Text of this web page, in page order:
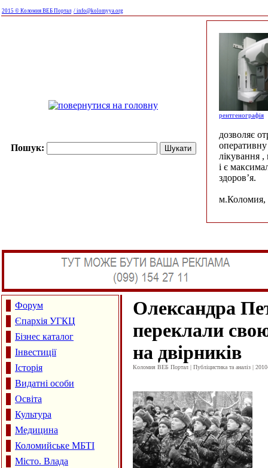
2015 © Коломия ВЕБ Портал / info@kolomyya.org
Пошук:
рентгенографія
дозволяє
лікування ,
і є
здоров’я.
м.Коломия,
Форум
Єпархія УГКЦ
Бізнес каталог
Інвестиції
Історія
Видатні особи
Освіта
Культура
Медицина
Коломийське МБТІ
Місто. Влада
Олександра
переклали
на двірників
Коломия ВЕБ Портал | Публіцистика та аналіз |